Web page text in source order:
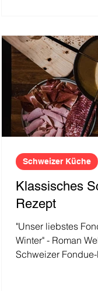
Klassisches
Rezept
"Unser liebstes
Winter" - Roman
Schweizer Fondue-
Schweizer Küche